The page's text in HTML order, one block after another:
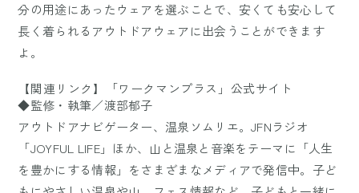
分の用途にあったウェアを選ぶことで、安くても安心して
長く着られるアウトドアウェアに出会うことができます
よ。
【関連リンク】「ワークマンプラス」公式サイト
◆監修・執筆／渡部郁子
アウトドアナビゲーター、温泉ソムリエ。JFNラジオ
「JOYFUL LIFE」ほか、山と温泉と音楽をテーマに「人生
を豊かにする情報」をさまざまなメディアで発信中。子ど